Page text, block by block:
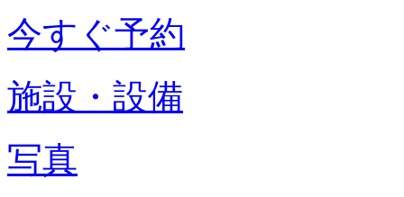
今すぐ予約
施設・設備
写真